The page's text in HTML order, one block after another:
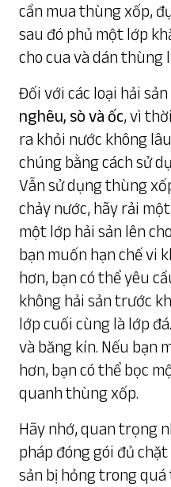
cần mua thùng xốp,
sau đó phủ một lớp
cho cua và dán thùng
Đối với các loại hải
nghêu, sò và ốc, vì
ra khỏi nước không
chúng bằng cách sử
Vẫn sử dụng thùng
chảy nước, hãy rải
một lớp hải sản lên
bạn muốn hạn chế vi
hơn, bạn có thể yêu
không hải sản trước
lớp cuối cùng là lớp
và băng kín. Nếu bạn
hơn, bạn có thể bọc
quanh thùng xốp.
Hãy nhớ, quan trọng
pháp đóng gói đủ
sản bị hỏng trong